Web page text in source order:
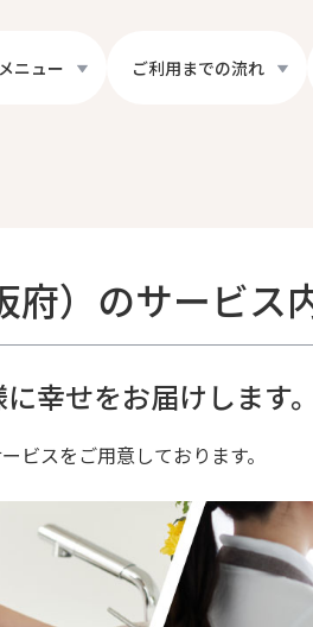
ニュー ご利用までの流れ
府）のサービス
幸せをお届けします。
ビスをご用意しております。